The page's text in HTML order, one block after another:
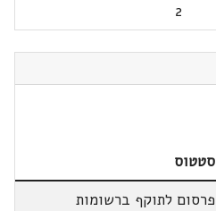
2
סטטוס
פרסום לתוקף ברשומות